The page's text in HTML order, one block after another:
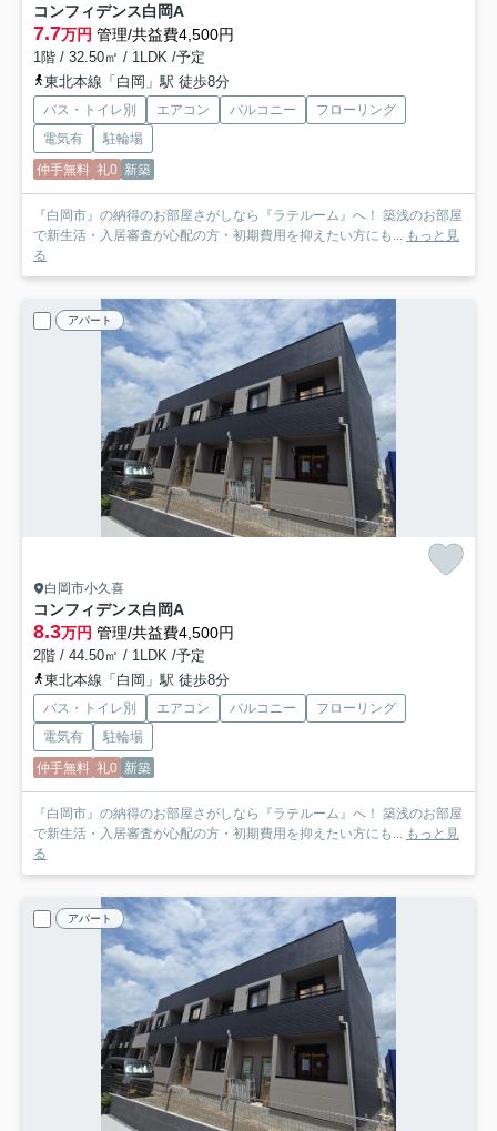
コンフィデンス白岡A
7.7万円 管理/共益費4,500円
1階 / 32.50㎡ / 1LDK /予定
東北本線「白岡」駅 徒歩8分
バス・トイレ別 エアコン バルコニー
フローリング
電気有
駐輪場
仲手無料 礼0 新築
『白岡市』の納得のお部屋さがしなら『ラテルーム』へ！ 築浅のお部屋
で新生活・入居審査が心配の方・初期費用を抑えたい方にも... もっと見
る
アパート
白岡市小久喜
コンフィデンス白岡A
8.3万円 管理/共益費4,500円
2階 / 44.50㎡ / 1LDK /予定
東北本線「白岡」駅 徒歩8分
バス・トイレ別 エアコン バルコニー
フローリング
電気有
駐輪場
仲手無料 礼0 新築
『白岡市』の納得のお部屋さがしなら『ラテルーム』へ！ 築浅のお部屋
で新生活・入居審査が心配の方・初期費用を抑えたい方にも... もっと見
る
アパート